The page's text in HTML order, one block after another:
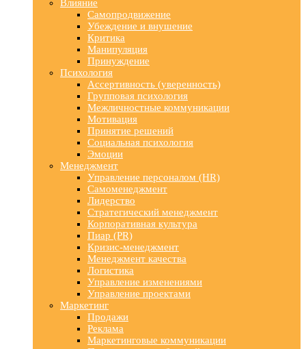
Влияние
Самопродвижение
Убеждение и внушение
Критика
Манипуляция
Принуждение
Психология
Ассертивность (уверенность)
Групповая психология
Межличностные коммуникации
Мотивация
Принятие решений
Социальная психология
Эмоции
Менеджмент
Управление персоналом (HR)
Самоменеджмент
Лидерство
Стратегический менеджмент
Корпоративная культура
Пиар (PR)
Кризис-менеджмент
Менеджмент качества
Логистика
Управление изменениями
Управление проектами
Маркетинг
Продажи
Реклама
Маркетинговые коммуникации